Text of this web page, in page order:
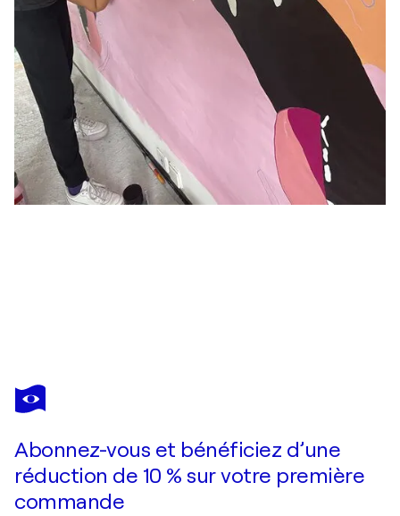
PAULA FLORES
Manifestations of mountains I
Abonnez-vous et bénéficiez d’une
réduction de 10 % sur votre première
commande